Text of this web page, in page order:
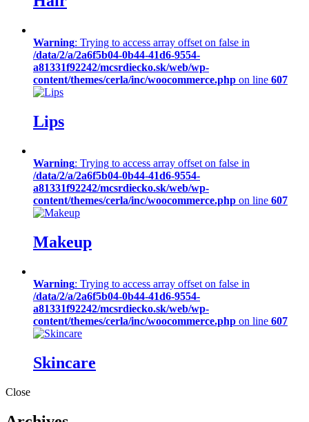
Warning: Trying to access array offset on false in
/data/2/a/2a6f5b04-0b44-41d6-9554-
a81331f92242/mcsrdiecko.sk/web/wp-
content/themes/cerla/inc/woocommerce.php on line 607
Lips
Warning: Trying to access array offset on false in
/data/2/a/2a6f5b04-0b44-41d6-9554-
a81331f92242/mcsrdiecko.sk/web/wp-
content/themes/cerla/inc/woocommerce.php on line 607
Makeup
Warning: Trying to access array offset on false in
/data/2/a/2a6f5b04-0b44-41d6-9554-
a81331f92242/mcsrdiecko.sk/web/wp-
content/themes/cerla/inc/woocommerce.php on line 607
Skincare
Close